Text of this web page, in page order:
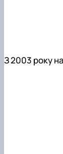
З 2003 року